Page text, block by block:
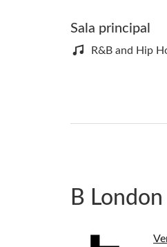
Sala principal
R&B and Hip
B London